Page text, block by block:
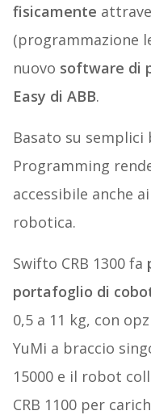
fisicamente
(programmazione
nuovo software di
Easy di ABB.
Basato su semplici
Programming
accessibile anche
robotica.
Swifto CRB 1300 fa
portafoglio di
0,5 a 11 kg, con
YuMi a braccio
15000 e il robot
CRB 1100 per